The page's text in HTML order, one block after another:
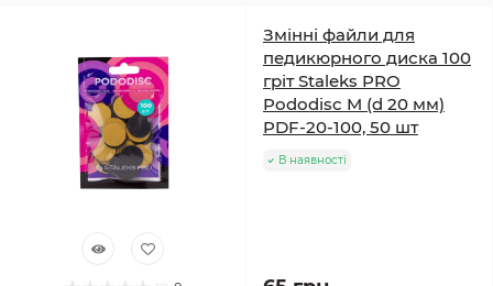
Змінні файли для
педикюрного диска 100
гріт Staleks PRO
Pododisc M (d 20 мм)
PDF-20-100, 50 шт
В наявності